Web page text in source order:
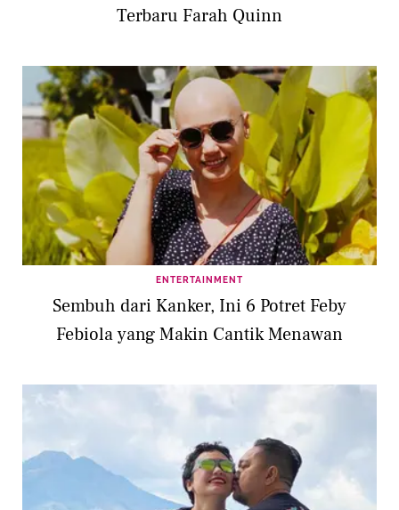
Terbaru Farah Quinn
ENTERTAINMENT
Sembuh dari Kanker, Ini 6 Potret Feby
Febiola yang Makin Cantik Menawan